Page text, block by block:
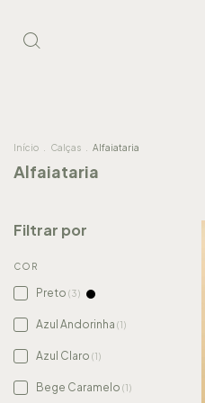
Início Calças Alfaiataria
Alfaiataria
Filtrar por
COR
Preto (3)
Azul Andorinha (1)
Azul Claro (1)
Bege Caramelo (1)